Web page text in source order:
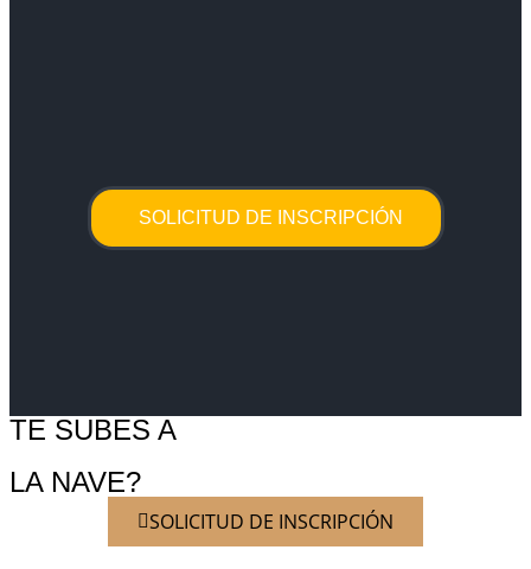
SOLICITUD DE INSCRIPCIÓN
TE SUBES A
LA NAVE?
SOLICITUD DE INSCRIPCIÓN